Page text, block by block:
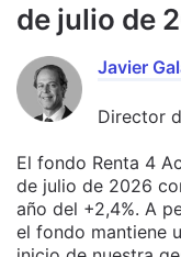
de julio de
Javier
Director
El fondo Renta 4
de julio de 2026
año del +2,4%. A
el fondo mantiene